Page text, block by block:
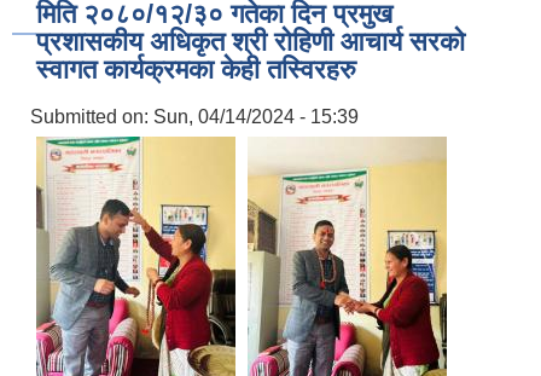
मिति २०८०/१२/३० गतेका दिन प्रमुख
प्रशासकीय अधिकृत श्री रोहिणी आचार्य सरकाे
स्वागत कार्यक्रमका केही तस्विरहरु
Submitted on: Sun, 04/14/2024 - 15:39